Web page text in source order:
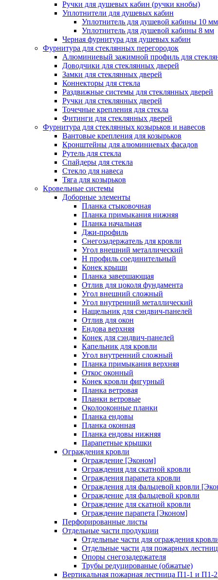
Ручки для душевых кабин (ручки кнобы)
Уплотнители для душевых кабин
Уплотнитель для душевой кабины 10 мм
Уплотнитель для душевой кабины 8 мм
Черная фурнитура для душевых кабин
Фурнитура для стеклянных перегородок
Алюминиевый зажимной профиль для
Доводчики для стеклянных дверей
Замки для стеклянных дверей
Коннекторы для стекла
Раздвижные системы для стеклянных дверей
Ручки для стеклянных дверей
Точечные крепления для стекла
Фитинги для стеклянных дверей
Фурнитура для стеклянных козырьков и навесов
Вантовые крепления для козырьков
Кронштейны для алюминиевых фасадов
Рутель для стекла
Спайдеры для стекла
Стекло для навеса
Тяга для козырьков
Кровельные системы
Доборные элементы
Планка стыковочная
Планка примыкания нижняя
Планка начальная
Джи-профиль
Снегозадержатель для кровли
Угол внешний металлический
Н профиль соединительный
Конек крыши
Планка завершающая
Отлив для цоколя фундамента
Угол внешний сложный
Угол внутренний металлический
Нащельник для сэндвич-панелей
Отлив для окон
Ендова верхняя
Конек для сэндвич-панелей
Капельник для кровли
Угол внутренний сложный
Планка примыкания верхняя
Откос оконный
Конек кровли фигурный
Планка ветровая
Планки ветровые
Околооконные планки
Планка ендовы
Планка оконная
Планка ендовы нижняя
Парапетные крышки
Ограждения кровли
Ограждение [Эконом]
Ограждения для скатной кровли
Ограждения парапета кровли
Ограждения для фальцевой кровли
Ограждение для фальцевой кровли
Ограждение для скатной кровли
Ограждение парапета [Эконом]
Перфорированные листы
Отдельные части продукции
Отдельные части для ограждения
Отдельные части для пожарных лестниц
Опоры снегозадержателя
Трубы редуцированые (обжатые)
Вертикальная пожарная лестница П1-1 и